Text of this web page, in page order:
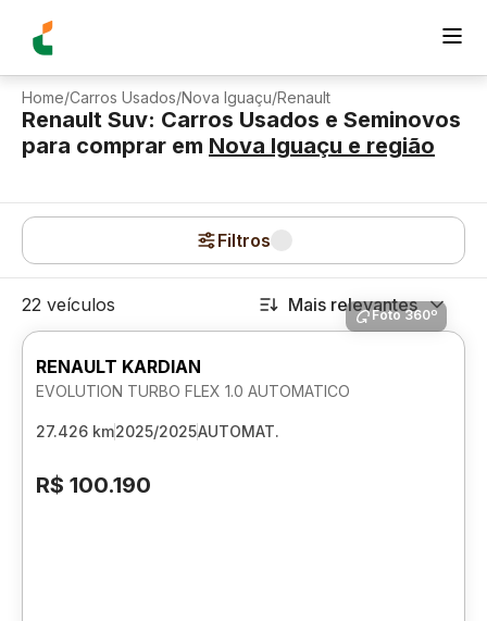
Home/Carros Usados/Nova Iguaçu/Renault
Renault Suv: Carros Usados e Seminovos
para comprar em Nova Iguaçu e região
Filtros
22 veículos Mais relevantes
Foto 360º
RENAULT KARDIAN
EVOLUTION TURBO FLEX 1.0 AUTOMATICO
27.426 km2025/2025AUTOMAT.
R$ 100.190